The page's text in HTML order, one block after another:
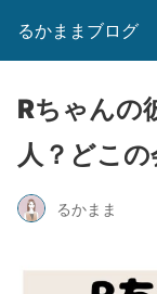
るかままブログ
Rちゃんの
人？どこの
るかまま